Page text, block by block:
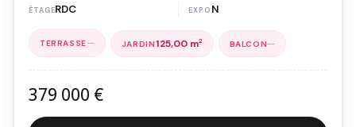
RDC N
— 125,00 m2 —
379 000 €